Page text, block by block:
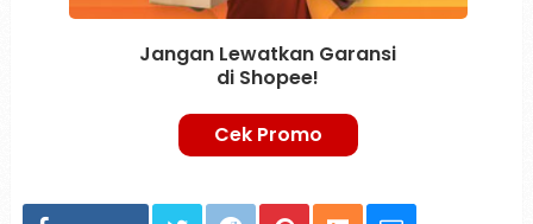
Jangan Lewatkan Garansi
di Shopee!
Cek Promo